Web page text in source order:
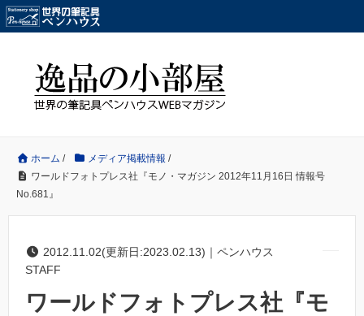
ホーム / メディア掲載情報 /
ワールドフォトプレス社『モノ・マガジン 2012年11月16日 情報号
No.681』
2012.11.02(更新日:2023.02.13)｜ペンハウス
STAFF
ワールドフォトプレス社『モ